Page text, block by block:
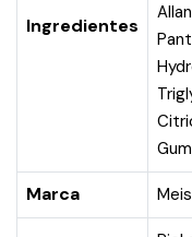
Ingredientes
Marca